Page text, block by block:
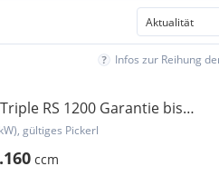
Infos zur Reihung
RS 1200 Garantie bis
gültiges Pickerl
ccm